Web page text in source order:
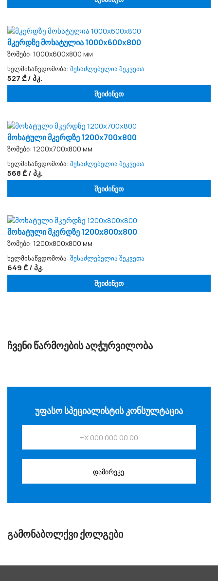
მკერდზე მოხატულია 1000x600x800
ზომები: 1000х600х800 мм
ხელმისაწვდომობა: შესაძლებელია შეკვეთა
527 ₾ / პკ.
შეიძინეთ
მოხატული მკერდზე 1200x700x800
ზომები: 1200х700х800 мм
ხელმისაწვდომობა: შესაძლებელია შეკვეთა
568 ₾ / პკ.
შეიძინეთ
მოხატული მკერდზე 1200x800x800
ზომები: 1200х800х800 мм
ხელმისაწვდომობა: შესაძლებელია შეკვეთა
649 ₾ / პკ.
შეიძინეთ
ᲩᲕᲔᲜᲘ ᲬᲐᲠᲛᲝᲔᲑᲘᲡ ᲐᲦᲭᲣᲠᲕᲘᲚᲝᲑᲐ
ᲣᲤᲐᲡᲝ ᲡᲞᲔᲪᲘᲐᲚᲘᲡᲢᲘᲡ ᲙᲝᲜᲡᲣᲚᲢᲐᲪᲘᲐ
დამირეკე.
ᲒᲐᲛᲝᲜᲐᲑᲝᲚᲥᲕᲘ ᲥᲝᲚᲒᲔᲑᲘ